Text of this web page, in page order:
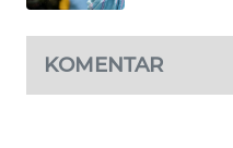
KOMENTAR
JAKARTA